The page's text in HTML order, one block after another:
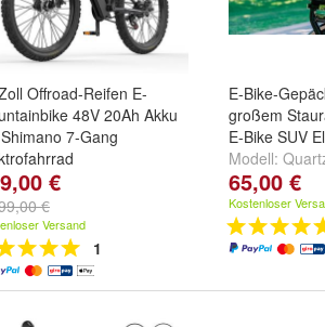
Offroad-Reifen E-
48V 20Ah Akku
7-Gang
€
€
Versand
1
E-Bike-
großem
E-Bike SUV
Modell:
Quartz SUV
65,00 €
Kostenloser